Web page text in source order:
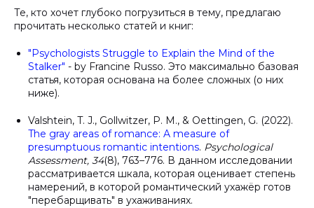
Те, кто хочет глубоко погрузиться в тему, предлагаю
прочитать несколько статей и книг:
"Psychologists Struggle to Explain the Mind of the
Stalker" - by Francine Russo. Это максимально базовая
статья, которая основана на более сложных (о них
ниже).
Valshtein, T. J., Gollwitzer, P. M., & Oettingen, G. (2022).
The gray areas of romance: A measure of
presumptuous romantic intentions. Psychological
Assessment, 34(8), 763–776. В данном исследовании
рассматривается шкала, которая оценивает степень
намерений, в которой романтический ухажёр готов
"перебарщивать" в ухаживаниях.